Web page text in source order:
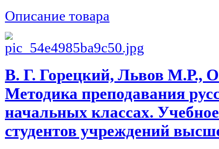
Описание товара
В. Г. Горецкий, Львов М.Р.,
Методика преподавания
начальных классах.
студентов учреждений